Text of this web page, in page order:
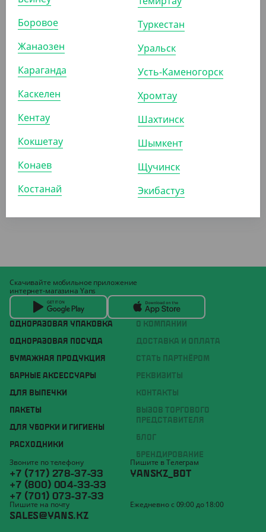
СООБЩИТЬ О
ПОСТУПЛЕНИИ
ПОСТУПЛЕНИИ
ОДНОРАЗОВАЯ УПАКОВКА
ОДНОРАЗОВАЯ ПОСУДА
БУМАЖНАЯ ПРОДУКЦИЯ
БАРНЫЕ АКСЕССУАРЫ
ДЛЯ ВЫПЕЧКИ
ПАКЕТЫ
ДЛЯ УБОРКИ И ГИГИЕНЫ
РАСХОДНИКИ
О КОМПАНИИ
ДОСТАВКА И ОПЛАТА
СТАТЬ ПАРТНЁРОМ
РЕКВИЗИТЫ
КОНТАКТЫ
ВЫЗОВ ТОРГОВОГО
ПРЕДСТАВИТЕЛЯ
БЛОГ
БРЕНДИРОВАНИЕ
Скачивайте мобильное приложение
интернет-магазина Yans
Звоните по телефону
+7 (717) 278-37-33
+7 (800) 004-33-33
+7 (701) 073-37-33
Пишите в Телеграм
YANSKZ_BOT
Пишите на почту
SALES@YANS.KZ
Ежедневно с 09:00 до 18:00
Боровое
Жанаозен
Караганда
Каскелен
Кентау
Кокшетау
Конаев
Костанай
Туркестан
Уральск
Усть-Каменогорск
Хромтау
Шахтинск
Шымкент
Щучинск
Экибастуз